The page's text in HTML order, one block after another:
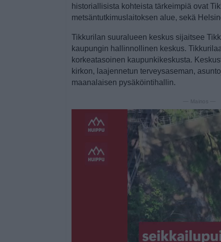
historiallisista kohteista tärkeimpiä ovat
metsäntutkimuslaitoksen alue, sekä
Tikkurilan suuralueen keskus sijaitsee
kaupungin hallinnollinen keskus.
korkeatasoinen kaupunkikeskusta.
kirkon, laajennetun terveysaseman,
maanalaisen pysäköintihallin.
— Mainos —